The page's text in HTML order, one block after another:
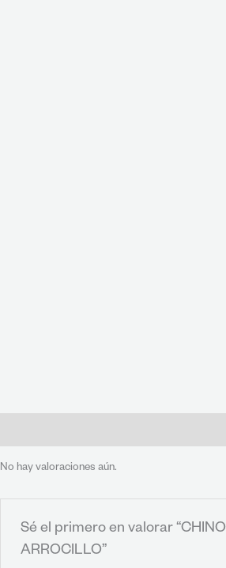
No hay valoraciones aún.
Sé el primero en valorar “CHINO
ARROCILLO”